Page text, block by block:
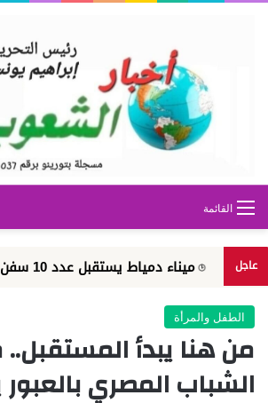
القائمة
عاجل
ميناء دمياط يستقبل عدد 10 سفن .. بينما غادر 10 سفن ووصل اجمالي عدد السفن الموجودة بالميناء 26 سفين...
الطفل والمرأة
من هنا يبدأ
الشباب المصري